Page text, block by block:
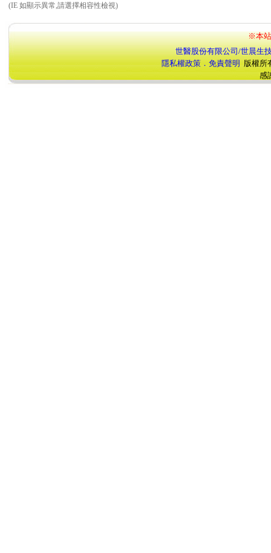
(IE 如顯示異常,請選擇相容性檢視)
※本站
世醫股份有限公司/世晨生
隱私權政策．免責聲明 版權所
感